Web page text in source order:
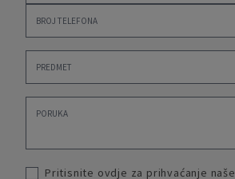
Pritisnite ovdje za prihvaćanje naše